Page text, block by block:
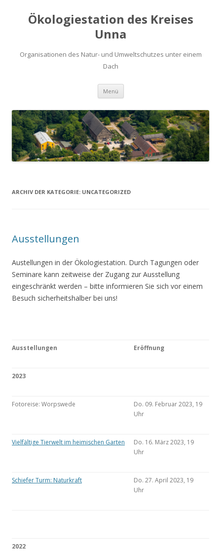
Ökologiestation des Kreises
Unna
Organisationen des Natur- und Umweltschutzes unter einem
Dach
Menü Zum
springen
ARCHIV DER KATEGORIE: UNCATEGORIZED
Ausstellungen
Austellungen in der Ökologiestation. Durch Tagungen oder
Seminare kann zeitweise der Zugang zur Ausstellung
eingeschränkt werden – bitte informieren Sie sich vor einem
Besuch sicherheitshalber bei uns!
Ausstellungen Eröffnung
2023
Fotoreise: Worpswede
Do. 09. Februar 2023, 19
Uhr
Vielfältige Tierwelt im heimischen Garten
Do. 16. März 2023, 19
Uhr
Schiefer Turm: Naturkraft
Do. 27. April 2023, 19
Uhr
2022